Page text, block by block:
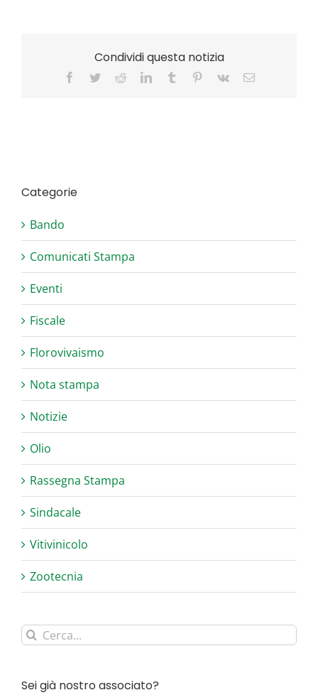
Condividi questa notizia
Facebook
TwitterRedditLinkedInTumblr Pinterest
Vk Email
Categorie
Bando
Comunicati Stampa
Eventi
Fiscale
Florovivaismo
Nota stampa
Notizie
Olio
Rassegna Stampa
Sindacale
Vitivinicolo
Zootecnia
Cerca
per:
Sei già nostro associato?